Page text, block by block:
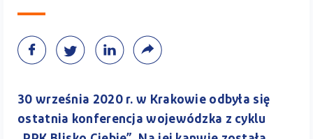
30 września 2020 r. w Krakowie odbyła się
ostatnia konferencja wojewódzka z cyklu